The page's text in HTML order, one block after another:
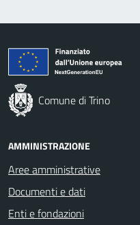
Comune di Trino
AMMINISTRAZIONE
Aree amministrative
Documenti e dati
Enti e fondazioni